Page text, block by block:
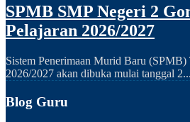
SPMB SMP Negeri 2
Pelajaran 2026/2027
Sistem Penerimaan Murid Baru (SPMB)
2026/2027 akan dibuka mulai tanggal 2...
Blog Guru